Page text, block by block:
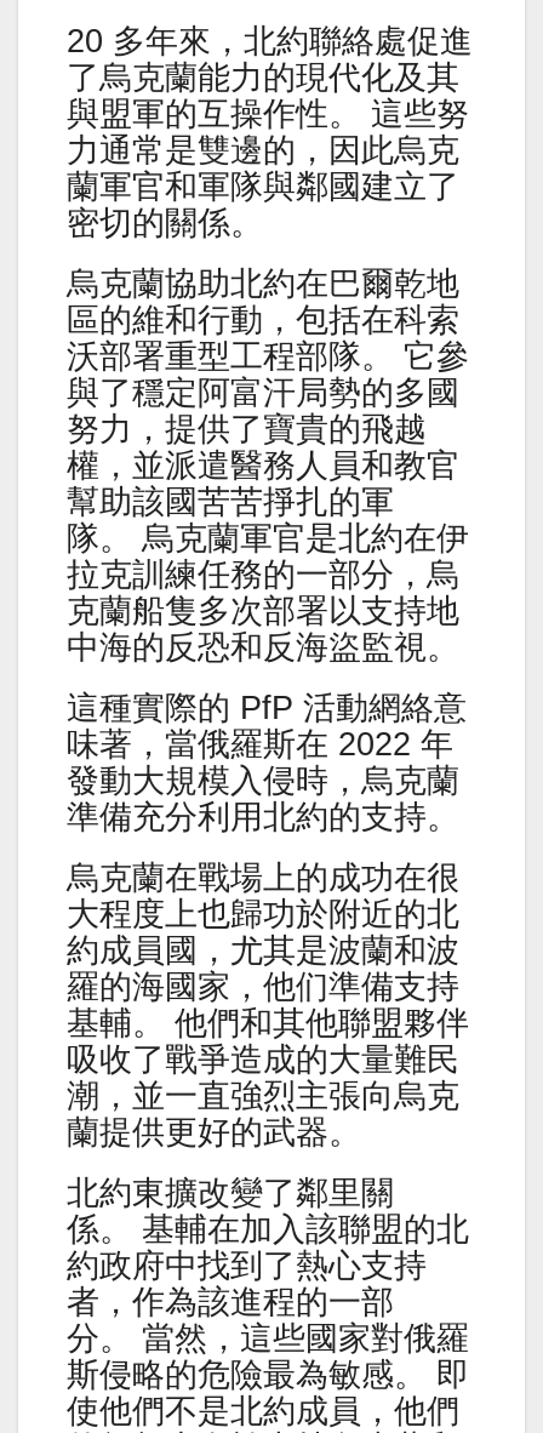
20 多年來，北約聯絡處促進
了烏克蘭能力的現代化及其
與盟軍的互操作性。 這些努
力通常是雙邊的，因此烏克
蘭軍官和軍隊與鄰國建立了
密切的關係。
烏克蘭協助北約在巴爾乾地
區的維和行動，包括在科索
沃部署重型工程部隊。 它參
與了穩定阿富汗局勢的多國
努力，提供了寶貴的飛越
權，並派遣醫務人員和教官
幫助該國苦苦掙扎的軍
隊。 烏克蘭軍官是北約在伊
拉克訓練任務的一部分，烏
克蘭船隻多次部署以支持地
中海的反恐和反海盜監視。
這種實際的 PfP 活動網絡意
味著，當俄羅斯在 2022 年
發動大規模入侵時，烏克蘭
準備充分利用北約的支持。
烏克蘭在戰場上的成功在很
大程度上也歸功於附近的北
約成員國，尤其是波蘭和波
羅的海國家，他们準備支持
基輔。 他們和其他聯盟夥伴
吸收了戰爭造成的大量難民
潮，並一直強烈主張向烏克
蘭提供更好的武器。
北約東擴改變了鄰里關
係。 基輔在加入該聯盟的北
約政府中找到了熱心支持
者，作為該進程的一部
分。 當然，這些國家對俄羅
斯侵略的危險最為敏感。 即
使他們不是北約成員，他們